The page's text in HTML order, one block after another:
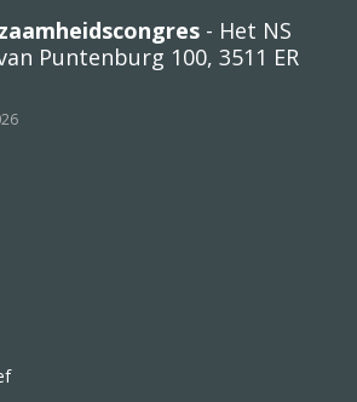
- Het NS
Puntenburg 100, 3511 ER